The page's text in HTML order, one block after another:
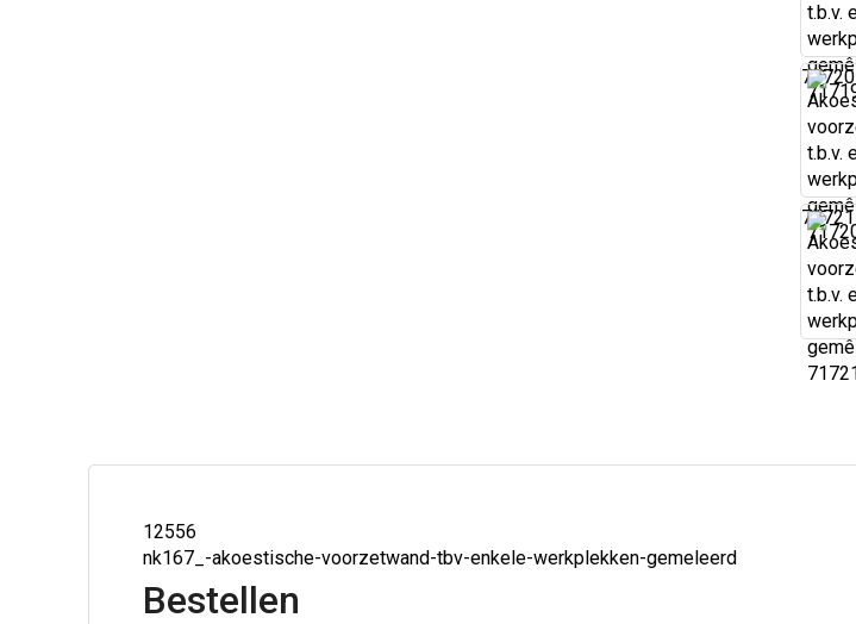
71720
71721
12556
nk167_-akoestische-voorzetwand-tbv-enkele-werkplekken-gemeleerd
Bestellen